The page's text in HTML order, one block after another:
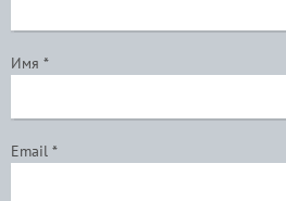
Имя *
Email *